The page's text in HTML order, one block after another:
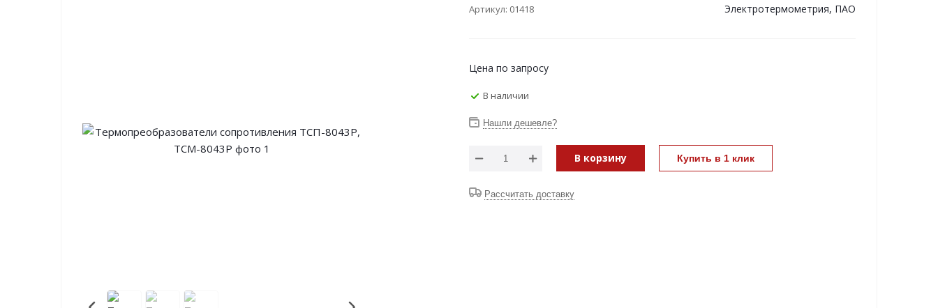
Артикул: 01418 Электротермометрия, ПАО
Цена по запросу
В наличии
Нашли дешевле?
В корзину Купить в 1 клик
Рассчитать доставку